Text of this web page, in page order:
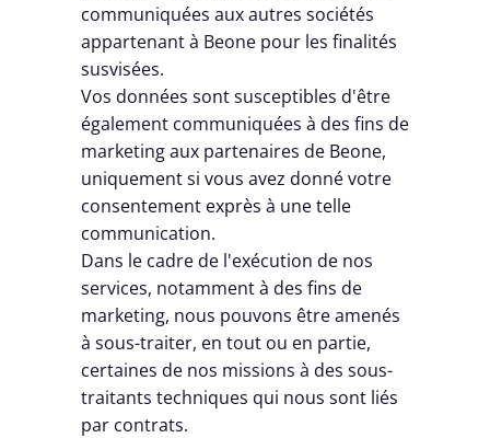
communiquées aux autres sociétés
appartenant à Beone pour les finalités
susvisées.
Vos données sont susceptibles d'être
également communiquées à des fins de
marketing aux partenaires de Beone,
uniquement si vous avez donné votre
consentement exprès à une telle
communication.
Dans le cadre de l'exécution de nos
services, notamment à des fins de
marketing, nous pouvons être amenés
à sous-traiter, en tout ou en partie,
certaines de nos missions à des sous-
traitants techniques qui nous sont liés
par contrats.